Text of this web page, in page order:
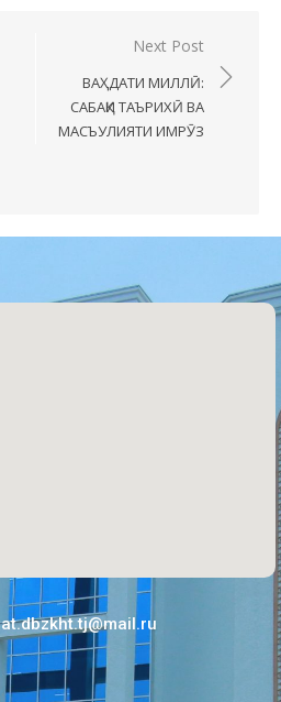
Next Post
ВАҲДАТИ МИЛЛӢ:
САБАҚИ ТАЪРИХӢ ВА
МАСЪУЛИЯТИ ИМРӮЗ